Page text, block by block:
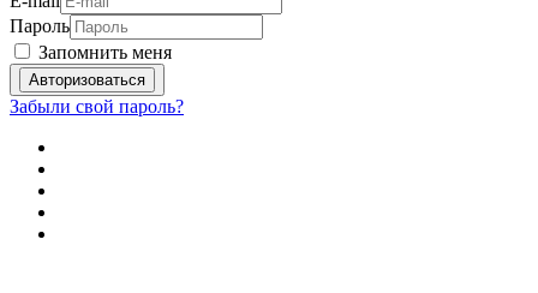
Пароль
Запомнить меня
Забыли свой пароль?